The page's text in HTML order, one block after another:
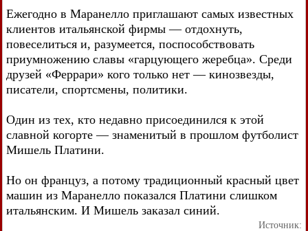
Ежегодно в Маранелло приглашают самых известных
клиентов итальянской фирмы — отдохнуть,
повеселиться и, разумеется, поспособствовать
приумножению славы «гарцующего жеребца». Среди
друзей «Феррари» кого только нет — кинозвезды,
писатели, спортсмены, политики.
Один из тех, кто недавно присоединился к этой
славной когорте — знаменитый в прошлом футболист
Мишель Платини.
Но он француз, а потому традиционный красный цвет
машин из Маранелло показался Платини слишком
итальянским. И Мишель заказал синий.
Источник: